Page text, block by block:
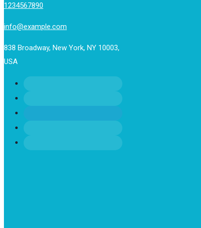
1234567890
info@example.com
838 Broadway, New York, NY 10003,
USA